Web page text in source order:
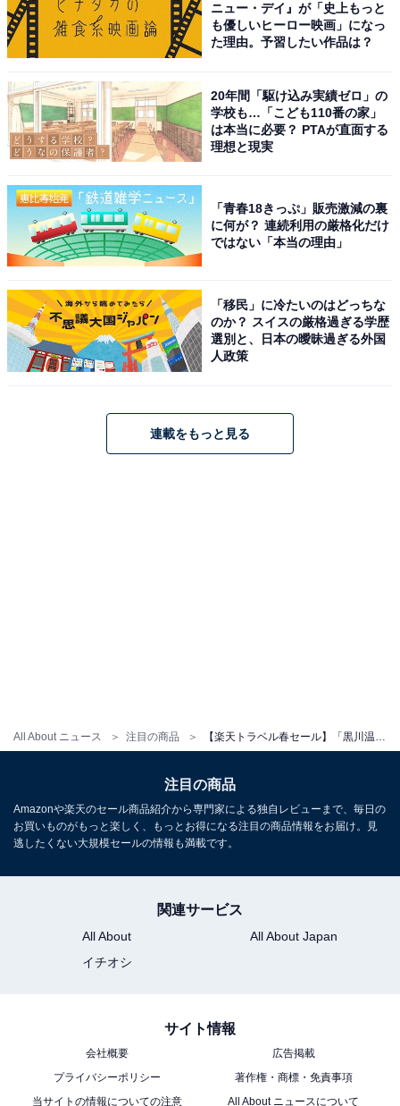
All About ニュース 注目の商品
※掲載されている情報は記事公開時のものです。あらか
じめご了承ください。また、記事中の宿泊プランを予約
すると、売上の一部がオールアバウトに還元されること
があります。
この記事の執筆者： All About ニュース お買
いもの部
Amazonのセール商品から売れ筋ランキングまで、毎日のお買いも
のがもっと楽しく、もっとお得になる情報をお届け。編集部員によ
る独自レビューなど、ここでしか手に入らない情報も満載です。
...続きを読む
こちらもおすすめ
【楽天トラベル特別セール】「原鶴温泉 泰泉
閣」が今だけ特別価格に！ 開放感あふれる露天
ニュー・デイ』が「史上もっと
も優しいヒーロー映画」になっ
た理由。予習したい作品は？
20年間「駆け込み実績ゼロ」の
学校も…「こども110番の家」
は本当に必要？ PTAが直面する
理想と現実
「青春18きっぷ」販売激減の裏
に何が？ 連続利用の厳格化だけ
ではない「本当の理由」
「移民」に冷たいのはどっちな
のか？ スイスの厳格過ぎる学歴
選別と、日本の曖昧過ぎる外国
人政策
連載をもっと見る
注目の商品
Amazonや楽天のセール商品紹介から専門家による独自レビューまで、毎日の
お買いものがもっと楽しく、もっとお得になる注目の商品情報をお届け。見
逃したくない大規模セールの情報も満載です。
関連サービス
All About
All About Japan
イチオシ
サイト情報
会社概要
広告掲載
プライバシーポリシー
著作権・商標・免責事項
当サイトの情報についての注意
All About ニュースについて